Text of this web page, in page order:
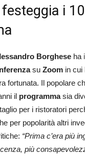
i
Borghese ha
su Zoom in cui
fortunata. Il popolare
il programmasia
per i ristoratori
per popolarità altri
“Prima c’era più
più